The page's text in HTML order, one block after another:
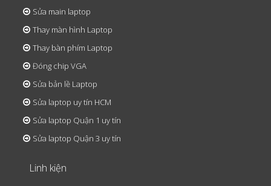
Sửa main laptop
Thay màn hình Laptop
Thay bàn phím Laptop
Đóng chip VGA
Sửa bản lề Laptop
Sửa laptop uy tín HCM
Sửa laptop Quận 1 uy tín
Sửa laptop Quận 3 uy tín
Linh kiện